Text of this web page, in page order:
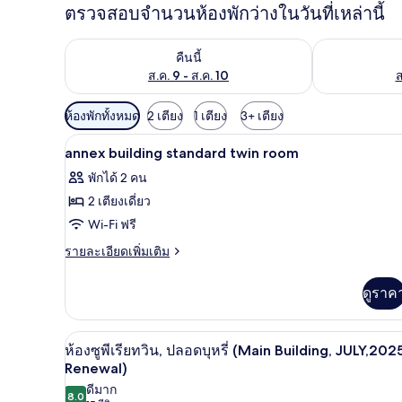
ตรวจสอบจำนวนห้องพักว่างในวันที่เหล่านี้
คืนนี้
ส.ค. 9 - ส.ค. 10
ตรวจสอบจำนวนห้องพักว่างในคืนนี้ ส.ค. 9 - ส.ค. 10
ตรวจสอบจำน
ตัว
กรอง
ที่
มี
ให้
สำหรับ
ห้อง
ห้องพักทั้งหมด 2 เตียง 1 เตียง 3+ เตียง
เปิด
ภาพถ่าย
ทั้งหมด
ของ
annex
twin
room
4
annex building standard twin room
พักได้ 2 คน
2 เตียงเดี่ยว
Wi-Fi ฟรี
รายละเอียดเพิ่มเติม
ราย
เกี่ยว
กับ
annex
building
standard
twin
ดูราค
เปิด
ภาพถ่าย
ทั้งหมด
4
ห้องซูพีเรียทวิน, ปลอดบุหรี่ (Main Building,
Renewal)
8.0 ดีมาก